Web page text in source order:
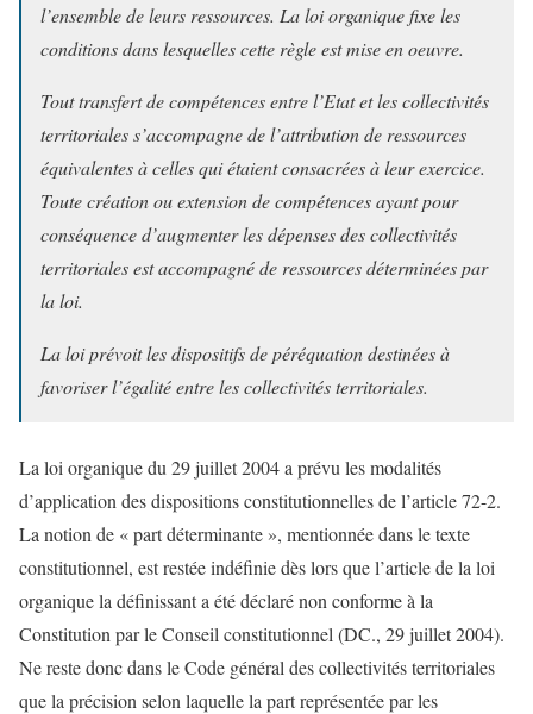
l’ensemble de leurs ressources. La loi organique fixe les
conditions dans lesquelles cette règle est mise en oeuvre.
Tout transfert de compétences entre l’Etat et les collectivités
territoriales s’accompagne de l’attribution de ressources
équivalentes à celles qui étaient consacrées à leur exercice.
Toute création ou extension de compétences ayant pour
conséquence d’augmenter les dépenses des collectivités
territoriales est accompagné de ressources déterminées par
la loi.
La loi prévoit les dispositifs de péréquation destinées à
favoriser l’égalité entre les collectivités territoriales.
La loi organique du 29 juillet 2004 a prévu les modalités
d’application des dispositions constitutionnelles de l’article 72-2.
La notion de « part déterminante », mentionnée dans le texte
constitutionnel, est restée indéfinie dès lors que l’article de la loi
organique la définissant a été déclaré non conforme à la
Constitution par le Conseil constitutionnel (DC., 29 juillet 2004).
Ne reste donc dans le Code général des collectivités territoriales
que la précision selon laquelle la part représentée par les